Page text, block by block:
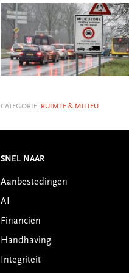
CATEGORIE: RUIMTE & MILIEU
Footer
SNEL NAAR
Aanbestedingen
AI
Financiën
Handhaving
Integriteit